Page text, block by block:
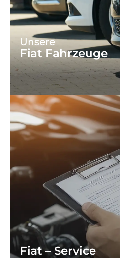
Unsere
Fiat Fahrzeuge
Fiat – Service